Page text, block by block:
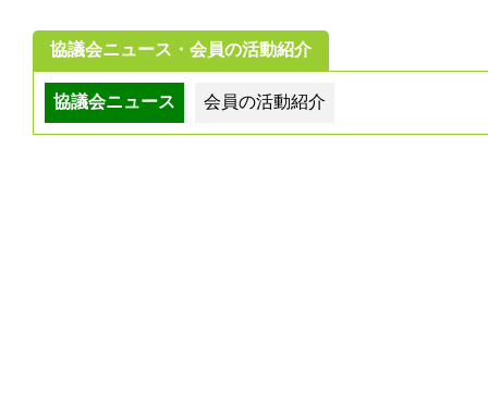
協議会ニュース・会員の活動紹介
協議会ニュース 会員の活動紹介